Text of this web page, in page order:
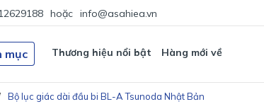
hoặc info@asahiea.vn
mục Thương hiệu nổi bật Hàng mới về
Bộ lục giác dài đầu bi BL-A Tsunoda Nhật Bản